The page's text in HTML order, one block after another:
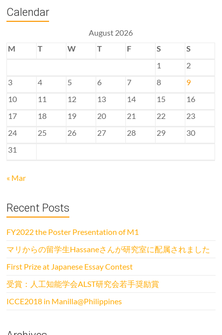
Calendar
August 2026
M
T W T F S
S
1
2
3
4 5 6 7 8
9
10
11 12 13 14 15
16
17
18 19 20 21 22
23
24
25 26 27 28 29
30
31
« Mar
Recent Posts
FY2022 the Poster Presentation of M1
マリからの留学生Hassaneさんが研究室に配属されました
First Prize at Japanese Essay Contest
受賞：人工知能学会ALST研究会若手奨励賞
ICCE2018 in Manilla@Philippines